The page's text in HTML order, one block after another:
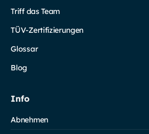
Triff das Team
TÜV-Zertifizierungen
Glossar
Blog
Info
Abnehmen